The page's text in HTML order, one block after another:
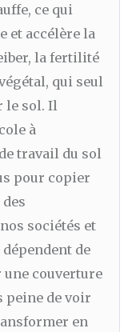
ce qui
et accélère la
la fertilité
qui seul
le sol. Il
à
travail du sol
pour copier
sociétés et
de
couverture
peine de voir
en